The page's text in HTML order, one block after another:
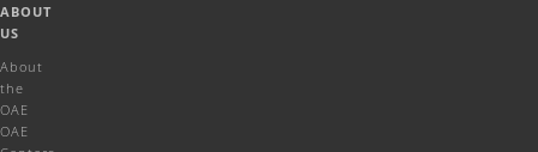
ABOUT
US
About
the
OAE
OAE